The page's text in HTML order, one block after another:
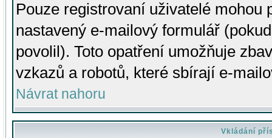
Pouze registrovaní uživatelé mohou
nastavený e-mailový formulář
povolil). Toto opatření umožňuje
vzkazů a robotů, které sbírají e-
Návrat nahoru
Vkládání